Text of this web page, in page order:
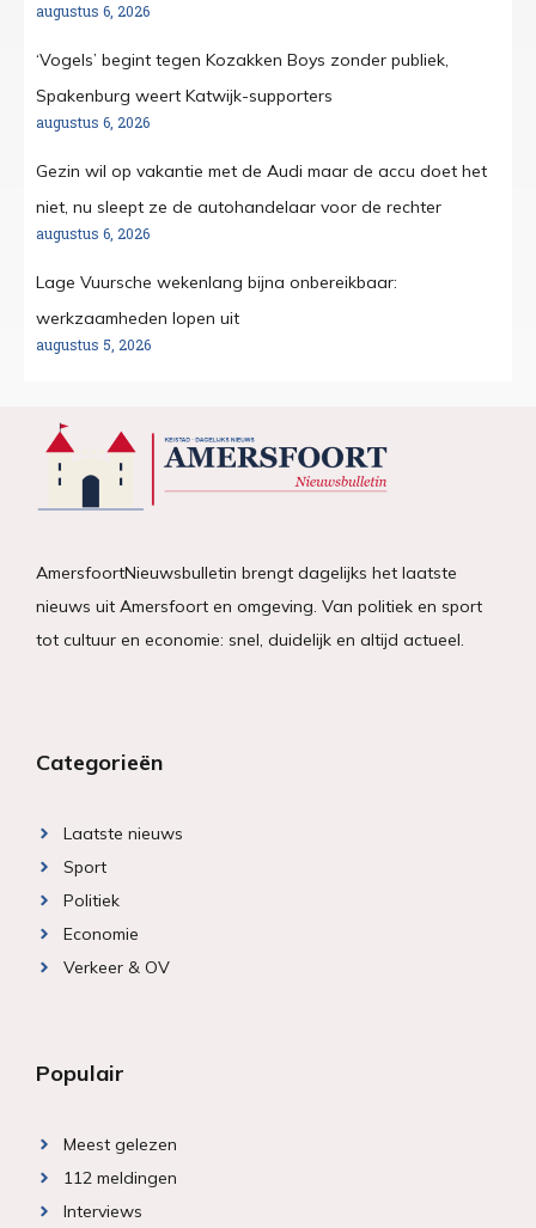
augustus 6, 2026
‘Vogels’ begint tegen Kozakken Boys zonder publiek,
Spakenburg weert Katwijk-supporters
augustus 6, 2026
Gezin wil op vakantie met de Audi maar de accu doet het
niet, nu sleept ze de autohandelaar voor de rechter
augustus 6, 2026
Lage Vuursche wekenlang bijna onbereikbaar:
werkzaamheden lopen uit
augustus 5, 2026
AmersfoortNieuwsbulletin brengt dagelijks het laatste
nieuws uit Amersfoort en omgeving. Van politiek en sport
tot cultuur en economie: snel, duidelijk en altijd actueel.
Categorieën
Laatste nieuws
Sport
Politiek
Economie
Verkeer & OV
Populair
Meest gelezen
112 meldingen
Interviews